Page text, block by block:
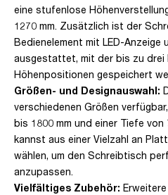
eine stufenlose
1270 mm. Zusätzlich ist der
Bedienelement mit LED-Anzeige
ausgestattet, mit der bis zu drei
Höhenpositionen gespeichert
Größen- und Designauswahl:
verschiedenen Größen
bis 1800 mm und einer Tiefe von
kannst aus einer Vielzahl an
wählen, um den Schreibtisch
anzupassen.
Vielfältiges Zubehör: